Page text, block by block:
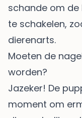
schande om de
te schakelen,
dierenarts.
Moeten de
worden?
Jazeker! De
moment om